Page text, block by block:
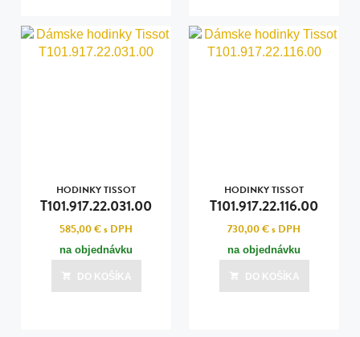
HODINKY TISSOT
T101.917.22.031.00
585,00 €s DPH
na objednávku
DO KOŠÍKA
HODINKY TISSOT
T101.917.22.116.00
730,00 €s DPH
na objednávku
DO KOŠÍKA